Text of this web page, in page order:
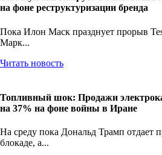
на фоне реструктуризации бренда
Пока Илон Маск празднует прорыв
Марк...
Читать новость
Топливный шок: Продажи
на 37% на фоне войны в Иране
На среду пока Дональд Трамп отдает
блокаде, а...